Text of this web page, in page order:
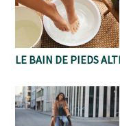
LE BAIN DE PIEDS